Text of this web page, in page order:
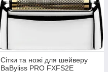
Сітки та ножі для шейверу
BaByliss PRO FXFS2E